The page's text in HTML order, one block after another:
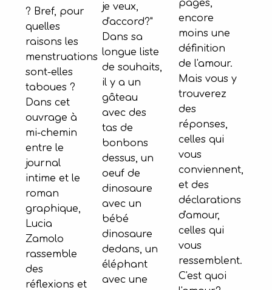
? Bref, pour
quelles
raisons les
menstruations
sont-elles
taboues ?
Dans cet
ouvrage à
mi-chemin
entre le
journal
intime et le
roman
graphique,
Lucia
Zamolo
rassemble
des
réflexions et
je veux,
d'accord?"
Dans sa
longue liste
de souhaits,
il y a un
gâteau
avec des
tas de
bonbons
dessus, un
oeuf de
dinosaure
avec un
bébé
dinosaure
dedans, un
éléphant
avec une
pages,
encore
moins une
définition
de l'amour.
Mais vous y
trouverez
des
réponses,
celles qui
vous
conviennent,
et des
déclarations
d'amour,
celles qui
vous
ressemblent.
C'est quoi